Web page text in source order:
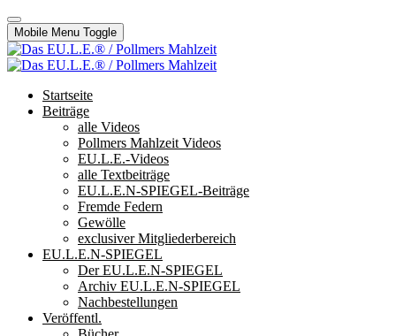
Mobile Menu Toggle
Startseite
Beiträge
alle Videos
Pollmers Mahlzeit Videos
EU.L.E.-Videos
alle Textbeiträge
EU.L.E.N-SPIEGEL-Beiträge
Fremde Federn
Gewölle
exclusiver Mitgliederbereich
EU.L.E.N-SPIEGEL
Der EU.L.E.N-SPIEGEL
Archiv EU.L.E.N-SPIEGEL
Nachbestellungen
Veröffentl.